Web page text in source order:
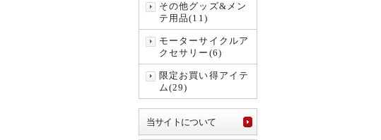
その他グッズ&メン
テ用品(11)
モーターサイクルア
クセサリー(6)
限定お買い得アイテ
ム(29)
当サイトについて